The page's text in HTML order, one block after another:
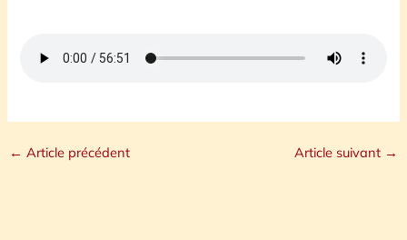
← Article précédent Article suivant →